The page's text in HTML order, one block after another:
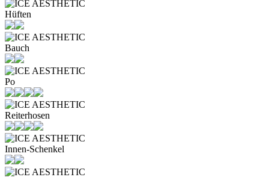
Hüften
Bauch
Po
Reiterhosen
Innen-Schenkel